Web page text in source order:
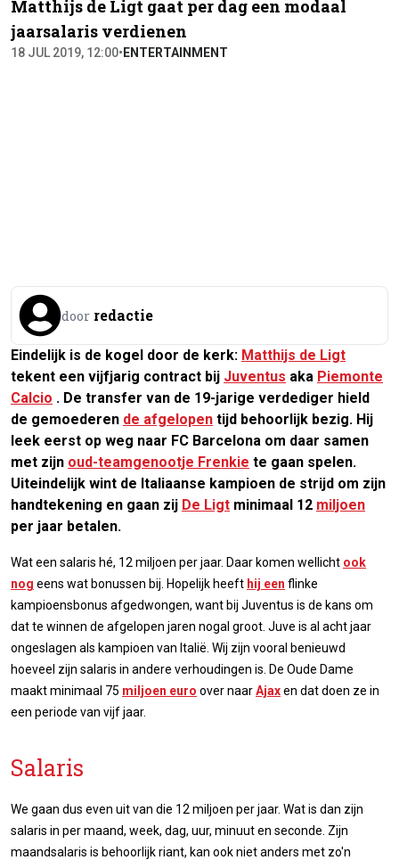
Matthijs de Ligt gaat per dag een modaal
jaarsalaris verdienen
18 JUL 2019, 12:00• ENTERTAINMENT
door redactie
Eindelijk is de kogel door de kerk: Matthijs de Ligt
tekent een vijfjarig contract bij Juventus aka Piemonte
Calcio . De transfer van de 19-jarige verdediger hield
de gemoederen de afgelopen tijd behoorlijk bezig. Hij
leek eerst op weg naar FC Barcelona om daar samen
met zijn oud-teamgenootje Frenkie te gaan spelen.
Uiteindelijk wint de Italiaanse kampioen de strijd om zijn
handtekening en gaan zij De Ligt minimaal 12 miljoen
per jaar betalen.
Wat een salaris hé, 12 miljoen per jaar. Daar komen wellicht ook
nog eens wat bonussen bij. Hopelijk heeft hij een flinke
kampioensbonus afgedwongen, want bij Juventus is de kans om
dat te winnen de afgelopen jaren nogal groot. Juve is al acht jaar
ongeslagen als kampioen van Italië. Wij zijn vooral benieuwd
hoeveel zijn salaris in andere verhoudingen is. De Oude Dame
maakt minimaal 75 miljoen euro over naarAjaxen dat doen ze in
een periode van vijf jaar.
Salaris
We gaan dus even uit van die 12 miljoen per jaar. Wat is dan zijn
salaris in per maand, week, dag, uur, minuut en seconde. Zijn
maandsalaris is behoorlijk riant, kan ook niet anders met zo'n